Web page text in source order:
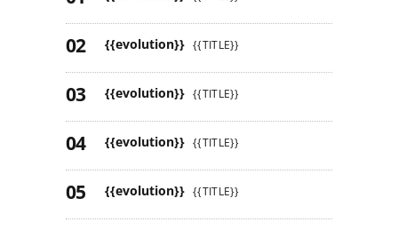
{{evolution}} {{TITLE}}
{{evolution}} {{TITLE}}
{{evolution}} {{TITLE}}
{{evolution}} {{TITLE}}